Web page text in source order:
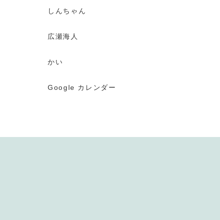
しんちゃん
広瀬海人
かい
Google カレンダー